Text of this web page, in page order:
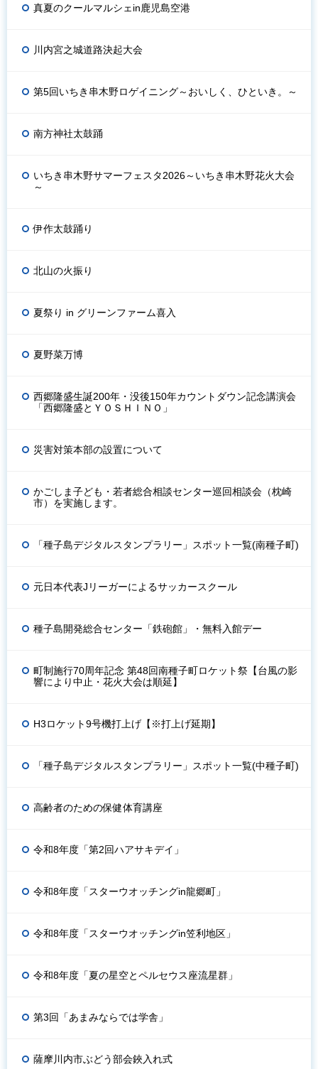
真夏のクールマルシェin鹿児島空港
川内宮之城道路決起大会
第5回いちき串木野ロゲイニング～おいしく、ひといき。～
南方神社太鼓踊
いちき串木野サマーフェスタ2026～いちき串木野花火大会
～
伊作太鼓踊り
北山の火振り
夏祭り in グリーンファーム喜入
夏野菜万博
西郷隆盛生誕200年・没後150年カウントダウン記念講演会
「西郷隆盛とＹＯＳＨＩＮＯ」
災害対策本部の設置について
かごしま子ども・若者総合相談センター巡回相談会（枕崎
市）を実施します。
「種子島デジタルスタンプラリー」スポット一覧(南種子町)
元日本代表Jリーガーによるサッカースクール
種子島開発総合センター「鉄砲館」・無料入館デー
町制施行70周年記念 第48回南種子町ロケット祭【台風の影
響により中止・花火大会は順延】
H3ロケット9号機打上げ【※打上げ延期】
「種子島デジタルスタンプラリー」スポット一覧(中種子町)
高齢者のための保健体育講座
令和8年度「第2回ハアサキデイ」
令和8年度「スターウオッチングin龍郷町」
令和8年度「スターウオッチングin笠利地区」
令和8年度「夏の星空とペルセウス座流星群」
第3回「あまみならでは学舎」
薩摩川内市ぶどう部会鋏入れ式